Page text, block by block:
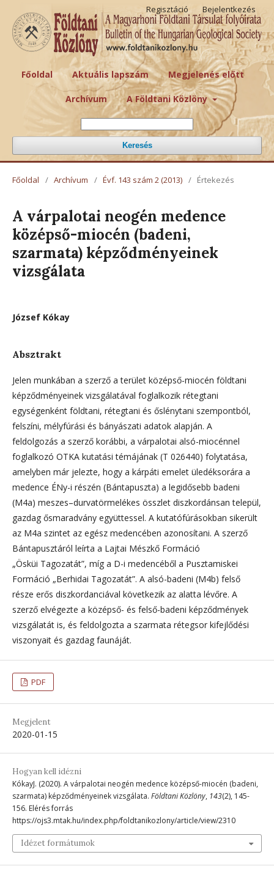
Főoldal Aktuális lapszám Megjelenés előtt
Archívum A Földtani Közlöny
Keresés
Regisztáció Bejelentkezés
Főoldal / Archívum / Évf. 143 szám 2 (2013) / Értekezés
A várpalotai neogén medence
középső-miocén (badeni,
szarmata) képződményeinek
vizsgálata
József Kókay
Absztrakt
Jelen munkában a szerző a terület középső-miocén földtani
képződményeinek vizsgálatával foglalkozik rétegtani
egységenként földtani, rétegtani és őslénytani szempontból,
felszíni, mélyfúrási és bányászati adatok alapján. A
feldolgozás a szerző korábbi, a várpalotai alsó-miocénnel
foglalkozó OTKA kutatási témájának (T 026440) folytatása,
amelyben már jelezte, hogy a kárpáti emelet üledéksorára a
medence ÉNy-i részén (Bántapuszta) a legidősebb badeni
(M4a) meszes–durvatörmelékes összlet diszkordánsan települ,
gazdag ősmaradvány együttessel. A kutatófúrásokban sikerült
az M4a szintet az egész medencében azonosítani. A szerző
Bántapusztáról leírta a Lajtai Mészkő Formáció
„Ösküi Tagozatát”, míg a D-i medencéből a Pusztamiskei
Formáció „Berhidai Tagozatát”. A alsó-badeni (M4b) felső
része erős diszkordanciával következik az alatta lévőre. A
szerző elvégezte a középső- és felső-badeni képződmények
vizsgálatát is, és feldolgozta a szarmata rétegsor kifejlődési
viszonyait és gazdag faunáját.
PDF
Megjelent
2020-01-15
Hogyan kell idézni
KókayJ. (2020). A várpalotai neogén medence középső-miocén (badeni,
szarmata) képződményeinek vizsgálata. Földtani Közlöny, 143(2), 145-
156. Elérés forrás
https://ojs3.mtak.hu/index.php/foldtanikozlony/article/view/2310
Idézet formátumok